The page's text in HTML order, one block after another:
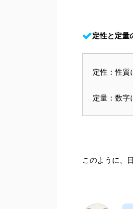
定性と定量
定性：性質
定量：数字
このように、